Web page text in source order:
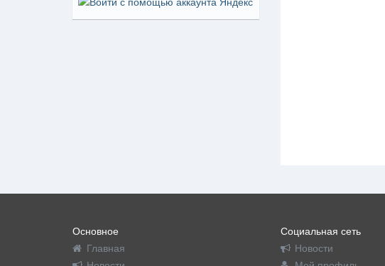
Основное
Главная
Социальная сеть
Новости